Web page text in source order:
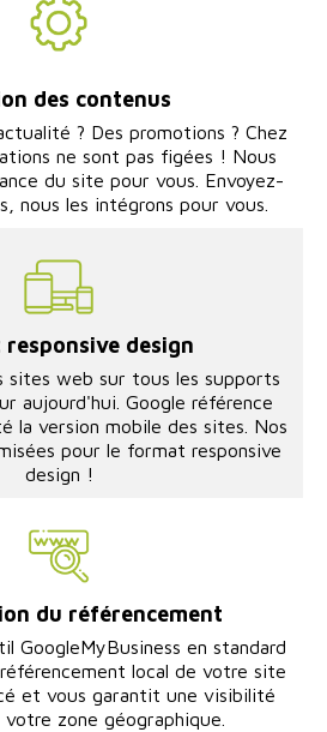
des contenus
? Des promotions ? Chez
ne sont pas figées ! Nous
du site pour vous. Envoyez-
nous les intégrons pour vous.
du référencement
GoogleMyBusiness en standard
local de votre site
et vous garantit une visibilité
zone géographique.
design
sites web sur tous les supports
aujourd'hui. Google référence
la version mobile des sites. Nos
pour le format responsive
design !